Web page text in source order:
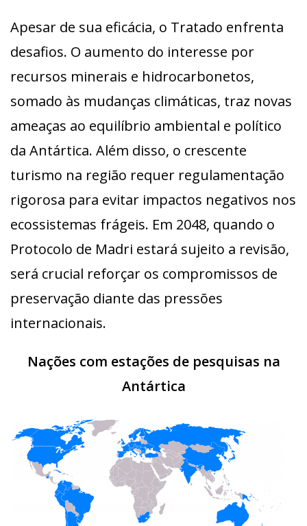
Apesar de sua eficácia, o Tratado enfrenta
desafios. O aumento do interesse por
recursos minerais e hidrocarbonetos,
somado às mudanças climáticas, traz novas
ameaças ao equilíbrio ambiental e político
da Antártica. Além disso, o crescente
turismo na região requer regulamentação
rigorosa para evitar impactos negativos nos
ecossistemas frágeis. Em 2048, quando o
Protocolo de Madri estará sujeito a revisão,
será crucial reforçar os compromissos de
preservação diante das pressões
internacionais.
Nações com estações de pesquisas na
Antártica